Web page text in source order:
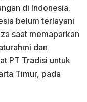
di Indonesia.
belum terlayani
saat memaparkan
dan
PT Tradisi untuk
Timur, pada